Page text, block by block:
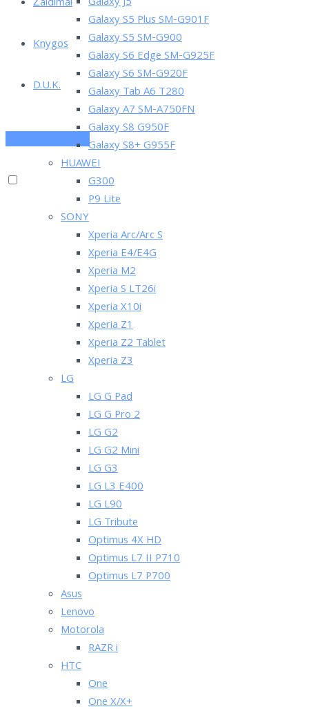
Knygos
D.U.K.
Galaxy S5 Plus SM-G901F
Galaxy S5 SM-G900
Galaxy S6 Edge SM-G925F
Galaxy S6 SM-G920F
Galaxy Tab A6 T280
Galaxy A7 SM-A750FN
Galaxy S8 G950F
Galaxy S8+ G955F
HUAWEI
G300
P9 Lite
SONY
Xperia Arc/Arc S
Xperia E4/E4G
Xperia M2
Xperia S LT26i
Xperia X10i
Xperia Z1
Xperia Z2 Tablet
Xperia Z3
LG
LG G Pad
LG G Pro 2
LG G2
LG G2 Mini
LG G3
LG L3 E400
LG L90
LG Tribute
Optimus 4X HD
Optimus L7 II P710
Optimus L7 P700
Asus
Lenovo
Motorola
RAZR i
HTC
One
One X/X+